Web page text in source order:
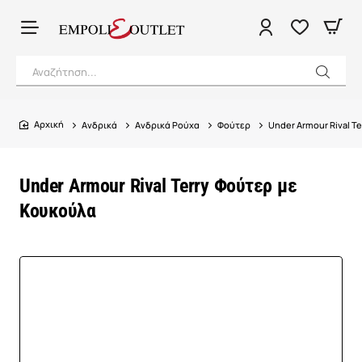
Αναζήτηση...
Under Armour Rival Terry Φούτερ με
Κουκούλα
home
Ανδρικά Ανδρικά Ρούχα Φούτερ Under Armour Rival